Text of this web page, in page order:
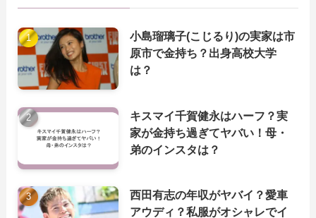
小島瑠璃子(こじるり)の実家は市
原市で金持ち？出身高校大学
は？
キスマイ千賀健永はハーフ？実
家が金持ち過ぎてヤバい！母・
弟のインスタは？
西田有志の年収がヤバイ？愛車
アウディ？私服がオシャレでイ